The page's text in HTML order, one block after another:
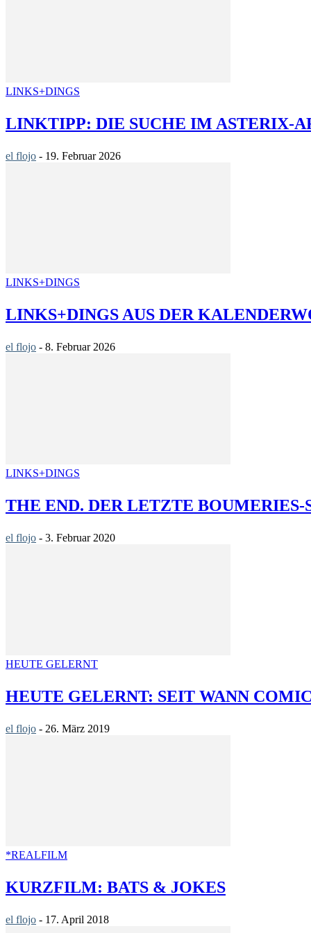
LINKS+DINGS
LINKTIPP: DIE SUCHE IM ASTERIX-
el flojo - 19. Februar 2026
LINKS+DINGS
LINKS+DINGS AUS DER
el flojo - 8. Februar 2026
LINKS+DINGS
THE END. DER LETZTE BOUMERIES-
el flojo - 3. Februar 2020
HEUTE GELERNT
HEUTE GELERNT: SEIT WANN
el flojo - 26. März 2019
*REALFILM
KURZFILM: BATS & JOKES
el flojo - 17. April 2018